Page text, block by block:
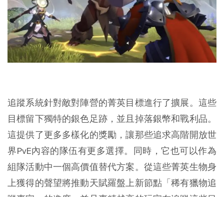
追蹤系統針對敵對陣營的菁英目標進行了擴展。這些
目標留下獨特的銀色足跡，並且掉落銀幣和戰利品。
這提供了更多多樣化的獎勵，讓那些追求高階開放世
界PvE內容的隊伍有更多選擇。同時，它也可以作為
組隊活動中一個高價值替代方案。從這些菁英生物身
上獲得的聲望將推動天賦羅盤上新節點「稀有獵物追